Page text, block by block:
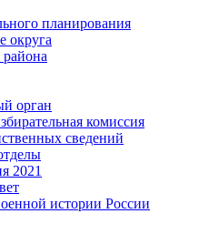
планирования
округа
орган
комиссия
сведений
2021
истории России